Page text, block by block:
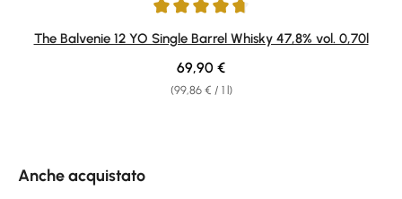
Average rating of 4.67 out of 5 stars
The Balvenie 12 YO Single Barrel Whisky 47,8% vol. 0,70l
(99,86 € / 1 l)
Regular price:
69,90 €
Anche acquistato